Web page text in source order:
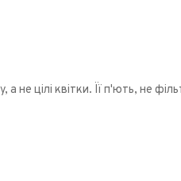
цілі квітки. Її п'ють, не